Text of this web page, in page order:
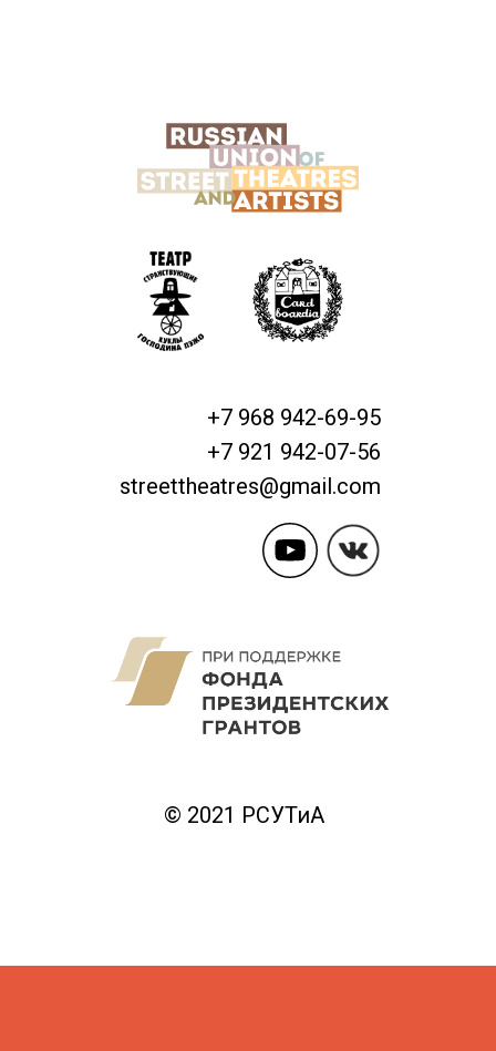
+7 968 942-69-95
+7 921 942-07-56
streettheatres@gmail.com
© 2021 РСУТиА